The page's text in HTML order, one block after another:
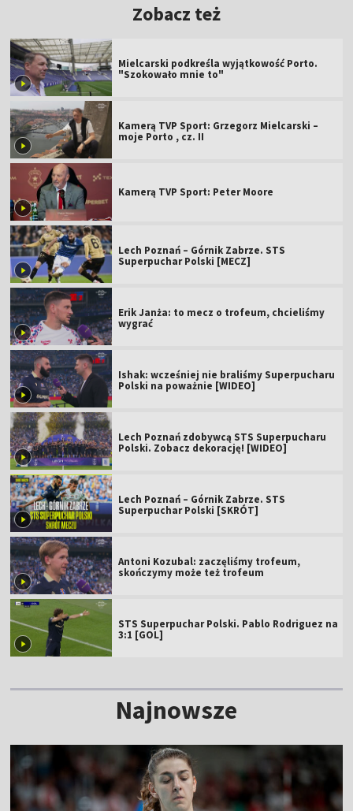
Zobacz też
Mielcarski podkreśla wyjątkowość Porto.
"Szokowało mnie to"
Kamerą TVP Sport: Grzegorz Mielcarski –
moje Porto , cz. II
Kamerą TVP Sport: Peter Moore
Lech Poznań – Górnik Zabrze. STS
Superpuchar Polski [MECZ]
Erik Janża: to mecz o trofeum, chcieliśmy
wygrać
Ishak: wcześniej nie braliśmy Superpucharu
Polski na poważnie [WIDEO]
Lech Poznań zdobywcą STS Superpucharu
Polski. Zobacz dekorację! [WIDEO]
Lech Poznań – Górnik Zabrze. STS
Superpuchar Polski [SKRÓT]
Antoni Kozubal: zaczęliśmy trofeum,
skończymy może też trofeum
STS Superpuchar Polski. Pablo Rodriguez na
3:1 [GOL]
Najnowsze